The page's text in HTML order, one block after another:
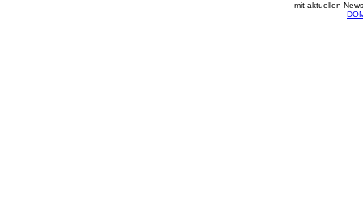
mit aktuellen